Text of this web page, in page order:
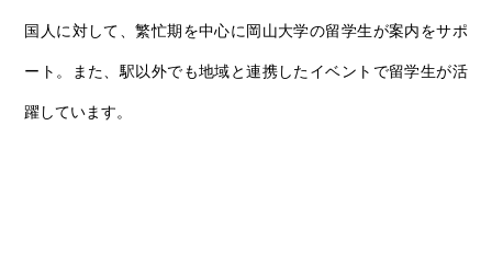
国人に対して、繁忙期を中心に岡山大学の留学生が案内をサポ
ート。また、駅以外でも地域と連携したイベントで留学生が活
躍しています。